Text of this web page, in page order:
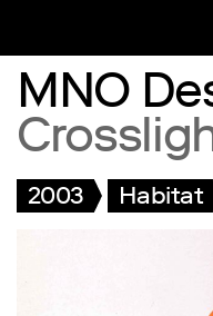
MNO
2003 Habitat